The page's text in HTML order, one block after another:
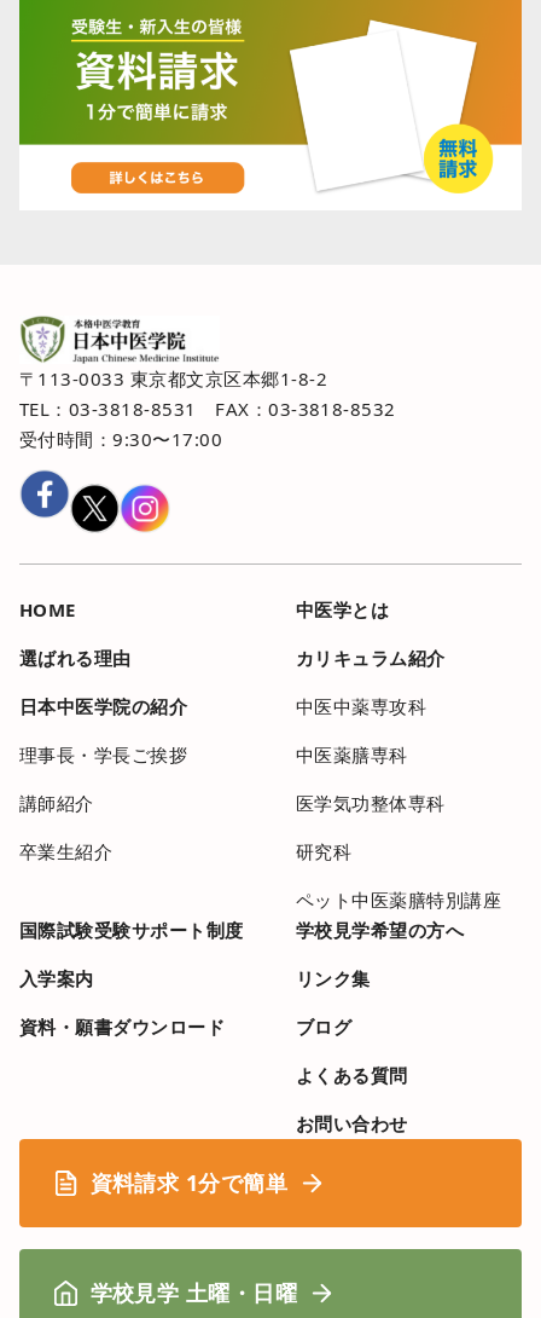
〒113-0033 東京都文京区本郷1-8-2
TEL：03-3818-8531 FAX：03-3818-8532
受付時間：9:30〜17:00
HOME
選ばれる理由
日本中医学院の紹介
理事長・学長ご挨拶
講師紹介
卒業生紹介
中医学とは
カリキュラム紹介
中医中薬専攻科
中医薬膳専科
医学気功整体専科
研究科
ペット中医薬膳特別講座
国際試験受験サポート制度
入学案内
資料・願書ダウンロード
学校見学希望の方へ
リンク集
ブログ
よくある質問
お問い合わせ
資料請求 1分で簡単
学校見学 土曜・日曜